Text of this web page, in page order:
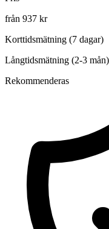
från 937 kr
Korttidsmätning (7 dagar)
Långtidsmätning (2-3 mån)
Rekommenderas